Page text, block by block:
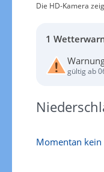
Die HD-Kamera
1
gültig ab
Momentan kein